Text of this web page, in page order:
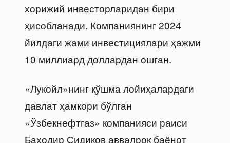
хорижий инвесторларидан бири
ҳисобланади. Компаниянинг 2024
йилдаги жами инвестициялари ҳажми
10 миллиард доллардан ошган.
«Лукойл»нинг қўшма лойиҳалардаги
давлат ҳамкори бўлган
«Ўзбекнефтгаз» компанияси раиси
Баҳодир Сидиқов аввалроқ баёнот